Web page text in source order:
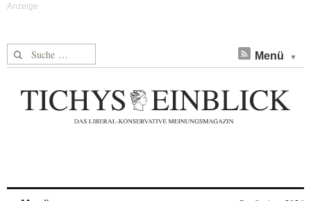
Suche nach: Menü